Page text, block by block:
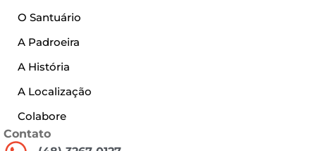
O Santuário
A Padroeira
A História
A Localização
Colabore
Contato